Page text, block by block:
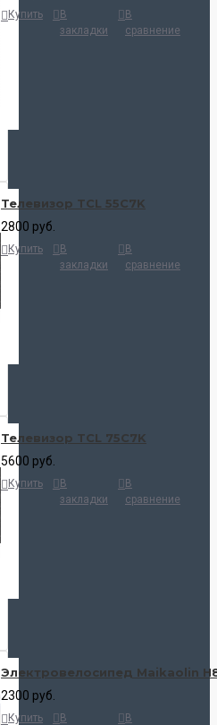
Купить
В
закладки
В
сравнение
Телевизор TCL 55C7K
2800 руб.
Купить
В
закладки
В
сравнение
Телевизор TCL 75C7K
5600 руб.
Купить
В
закладки
В
сравнение
Электровелосипед Maikaolin
2300 руб.
Купить В В